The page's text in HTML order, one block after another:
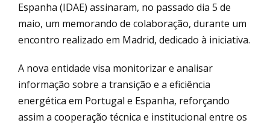
Espanha (IDAE) assinaram, no passado dia 5 de
maio, um memorando de colaboração, durante um
encontro realizado em Madrid, dedicado à iniciativa.
A nova entidade visa monitorizar e analisar
informação sobre a transição e a eficiência
energética em Portugal e Espanha, reforçando
assim a cooperação técnica e institucional entre os